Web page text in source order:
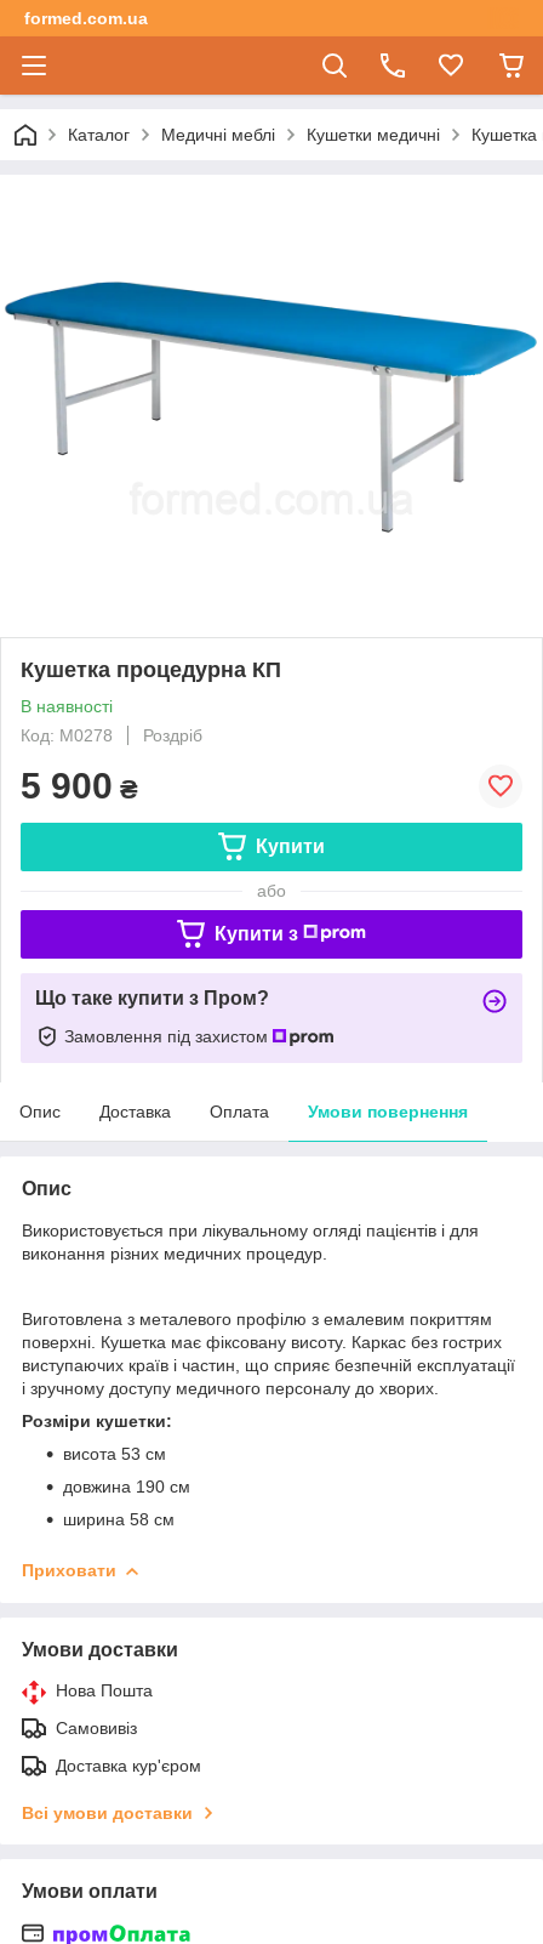
formed.com.ua
Каталог Медичні меблі Кушетки медичні
Кушетка процедурна КП
В наявності
Код: M0278
Роздріб
5 900 ₴
Купити
або
Купити з
Що таке купити з Пром?
Замовлення під захистом
Опис Доставка Оплата Умови повернення
Опис
Використовується при лікувальному огляді пацієнтів і для
виконання різних медичних процедур.
Виготовлена з металевого профілю з емалевим покриттям
поверхні. Кушетка має фіксовану висоту. Каркас без гострих
виступаючих країв і частин, що сприяє безпечній експлуатації
і зручному доступу медичного персоналу до хворих.
Розміри кушетки:
висота 53 см
довжина 190 см
ширина 58 см
Приховати
Умови доставки
Нова Пошта
Самовивіз
Доставка кур'єром
Всі умови доставки
Умови оплати